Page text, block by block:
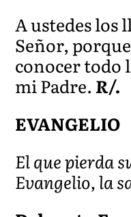
A ustedes los
Señor,
conocer todo
mi Padre.R/.
EVANGELIO
El que pierda
Evangelio, la